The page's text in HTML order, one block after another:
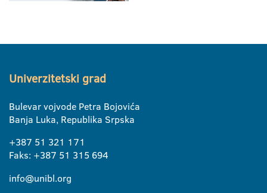
Univerzitetski grad
Bulevar vojvode Petra Bojovića
Banja Luka, Republika Srpska
+387 51 321 171
Faks: +387 51 315 694
info@unibl.org